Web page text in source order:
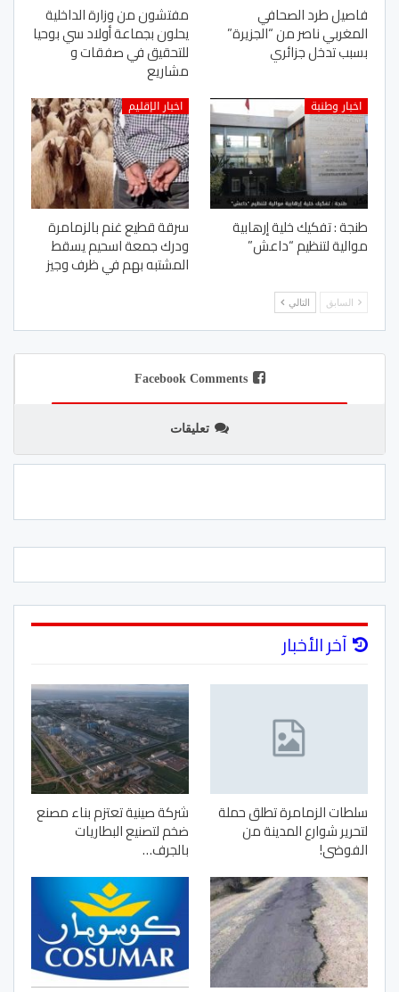
فاصيل طرد الصحافي
المغربي ناصر من “الجزيرة”
بسبب تدخل جزائري
مفتشون من وزارة الداخلية
يحلون بجماعة أولاد سي بوحيا
للتحقيق في صفقات و
مشاريع
اخبار وطنبة
طنجة : تفكيك خلية إرهابية
موالية لتنظيم “داعش”
اخبار الإقليم
سرقة قطيع غنم بالزمامرة
ودرك جمعة اسحيم يسقط
المشتبه بهم في ظرف وجيز
السابق التالي
Facebook Comments
تعليقات
آخر الأخبار
سلطات الزمامرة تطلق حملة
لتحرير شوارع المدينة من
الفوضى!
شركة صينية تعتزم بناء مصنع
ضخم لتصنيع البطاريات
بالجرف…